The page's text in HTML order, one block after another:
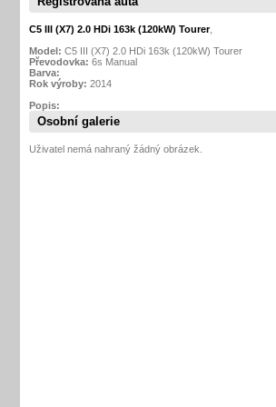
C5 III (X7) 2.0 HDi 163k (120kW) Tourer,
Model: C5 III (X7) 2.0 HDi 163k (120kW) Tourer
Převodovka: 6s Manual
Barva:
Rok výroby: 2014
Popis:
Osobní galerie
Uživatel nemá nahraný žádný obrázek.